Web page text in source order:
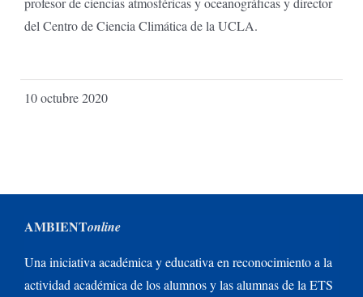
del Centro de Ciencia Climática de la UCLA.
10 octubre 2020
AMBIENTonline
Una iniciativa académica y educativa en reconocimiento a la
actividad académica de los alumnos y las alumnas de la ETS